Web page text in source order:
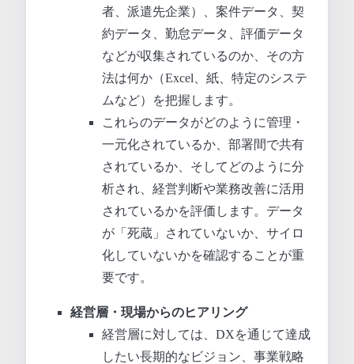
者、派遣先企業）、案件データ、契
約データ、勤怠データ、評価データ
などが収集されているのか、その方
法は何か（Excel、紙、特定のシステ
ムなど）を把握します。
これらのデータがどのように管理・
一元化されているか、部署間で共有
されているか、そしてどのように分
析され、経営判断や業務改善に活用
されているかを評価します。データ
が「死蔵」されていないか、サイロ
化していないかを確認することが重
要です。
経営層・現場からのヒアリング
経営層に対しては、DXを通じて達成
したい長期的なビジョン、事業戦略